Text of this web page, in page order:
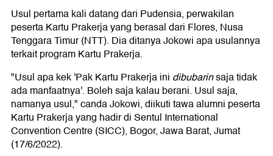
Usul pertama kali datang dari Pudensia, perwakilan
peserta Kartu Prakerja yang berasal dari Flores, Nusa
Tenggara Timur (NTT). Dia ditanya Jokowi apa usulannya
terkait program Kartu Prakerja.
"Usul apa kek 'Pak Kartu Prakerja ini dibubarinsaja tidak
ada manfaatnya'. Boleh saja kalau berani. Usul saja,
namanya usul," canda Jokowi, diikuti tawa alumni peserta
Kartu Prakerja yang hadir di Sentul International
Convention Centre (SICC), Bogor, Jawa Barat, Jumat
(17/6/2022).